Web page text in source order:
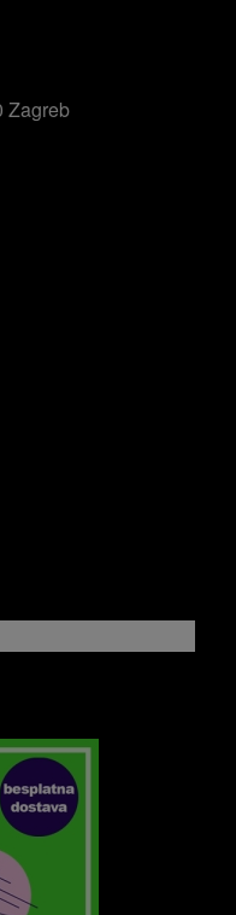
Zagreb